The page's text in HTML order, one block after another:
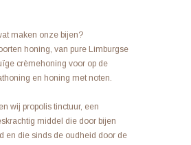
maken onze bijen?
honing, van pure Limburgse
crèmehoning voor op de
en honing met noten.
wij propolis tinctuur, een
middel die door bijen
en die sinds de oudheid door de